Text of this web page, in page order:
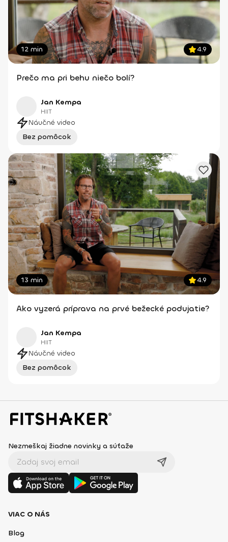
12 min 4.9
Prečo ma pri behu niečo bolí?
Jan Kempa
HIIT
Náučné video
Bez pomôcok
13 min 4.9
Ako vyzerá príprava na prvé bežecké podujatie?
Jan Kempa
HIIT
Náučné video
Bez pomôcok
Nezmeškaj žiadne novinky a súťaže
VIAC O NÁS
Blog